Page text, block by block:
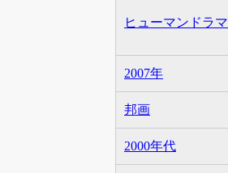
ヒューマンドラマ
2007年
邦画
2000年代